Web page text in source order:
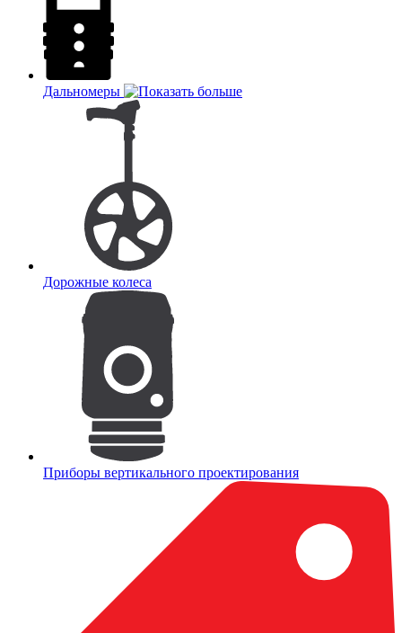
Дальномеры
Дорожные колеса
Приборы вертикального проектирования